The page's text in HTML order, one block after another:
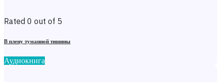
Rated 0 out of 5
В плену туманной тишины
Аудиокнига